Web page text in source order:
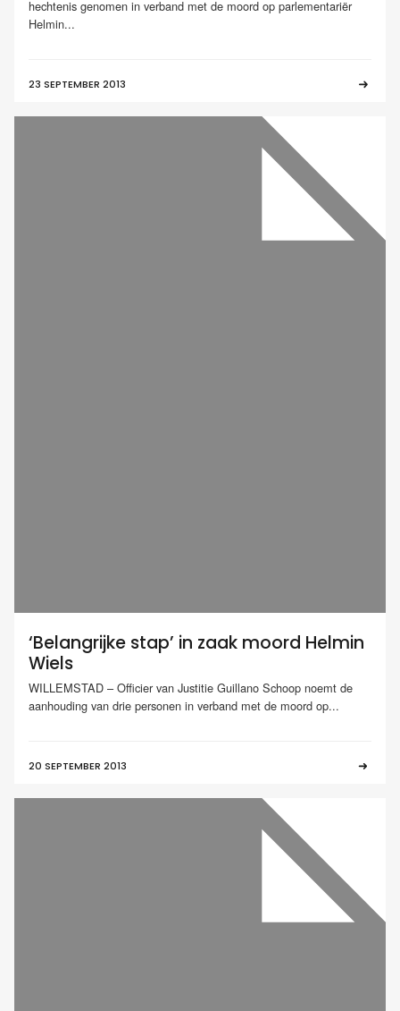
hechtenis genomen in verband met de moord op parlementariër
Helmin...
23 SEPTEMBER 2013
‘Belangrijke stap’ in zaak moord Helmin
Wiels
WILLEMSTAD – Officier van Justitie Guillano Schoop noemt de
aanhouding van drie personen in verband met de moord op...
20 SEPTEMBER 2013